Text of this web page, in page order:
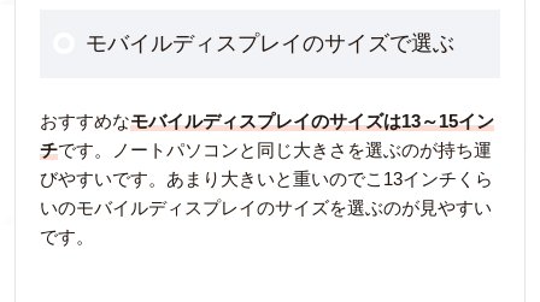
モバイルディスプレイのサイズで選ぶ
おすすめなモバイルディスプレイのサイズは13～15イン
チです。ノートパソコンと同じ大きさを選ぶのが持ち運
びやすいです。あまり大きいと重いのでこ13インチくら
いのモバイルディスプレイのサイズを選ぶのが見やすい
です。